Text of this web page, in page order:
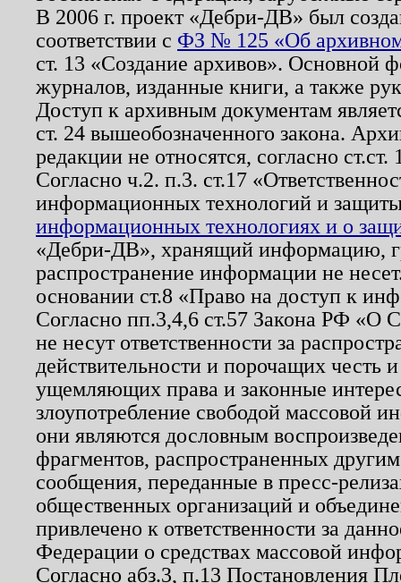
В 2006 г. проект «Дебри-ДВ» был
соответствии с ФЗ № 125 «Об
ст. 13 «Создание архивов». Основной
журналов, изданные книги, а также
Доступ к архивным документам
ст. 24 вышеобозначенного закона.
редакции не относятся, согласно
Согласно ч.2. п.3. ст.17
информационных технологий и
информационных технологиях и о
«Дебри-ДВ», хранящий информацию,
распространение информации не
основании ст.8 «Право на доступ к
Согласно пп.3,4,6 ст.57 Закона РФ «О
не несут ответственности за
действительности и порочащих честь
ущемляющих права и законные
злоупотребление свободой массовой
они являются дословным
фрагментов, распространенных
сообщения, переданные в пресс-
общественных организаций и
привлечено к ответственности за
Федерации о средствах массовой
Согласно абз.3, п.13 Постановления